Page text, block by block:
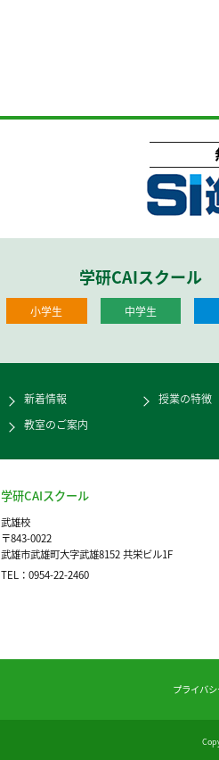
学研CAIスクール
小学生 中学生
新着情報
授業の特徴
教室のご案内
学研CAIスクール
武雄校
〒843-0022
武雄市武雄町大字武雄8152 共栄ビル1F
TEL：0954-22-2460
プライバ